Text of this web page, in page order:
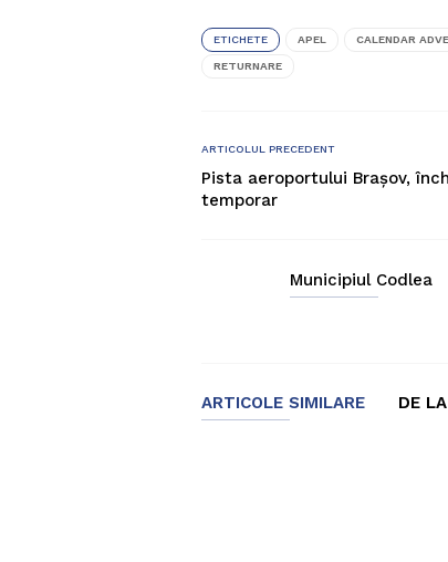
ETICHETE APEL CALENDAR
RETURNARE
ARTICOLUL PRECEDENT
Pista aeroportului Brașov,
temporar
Municipiul Codlea
ARTICOLE SIMILARE DE